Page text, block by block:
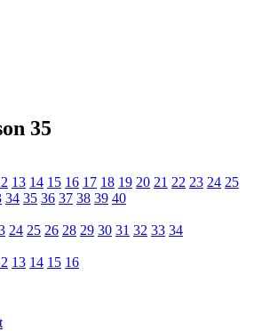
35
13 14 15 16 17 18 19 20 21 22 23 24 25
34 35 36 37 38 39 40
24 25 26 28 29 30 31 32 33 34
13 14 15 16